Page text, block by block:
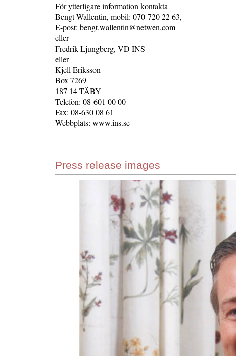
För ytterligare information kontakta
Bengt Wallentin, mobil: 070-720 22 63,
E-post: bengt.wallentin@netwen.com
eller
Fredrik Ljungberg, VD INS
eller
Kjell Eriksson
Box 7269
187 14 TÄBY
Telefon: 08-601 00 00
Fax: 08-630 08 61
Webbplats: www.ins.se
Press release images